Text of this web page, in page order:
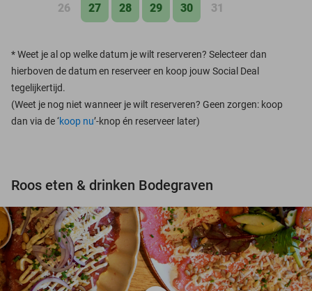
26 27 28 29 30 31
*Weet je al op welke datum je wilt reserveren? Selecteer dan
hierboven de datum en reserveer en koop jouw Social Deal
tegelijkertijd.
(Weet je nog niet wanneer je wilt reserveren? Geen zorgen: koop
dan via de ‘koop nu’-knop én reserveer later)
Roos eten & drinken Bodegraven